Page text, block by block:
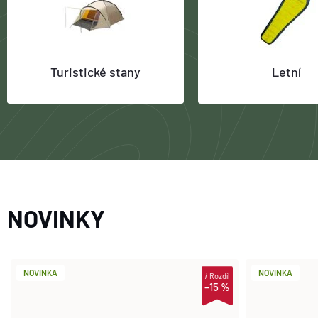
Turistické stany Letní
NOVINKY
NOVINKA
–15 %
iRozdíl NOVINKA